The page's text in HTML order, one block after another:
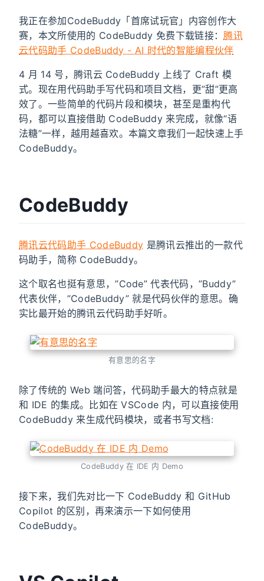
我正在参加CodeBuddy「首席试玩官」内容创作大
赛，本文所使用的 CodeBuddy 免费下载链接：腾讯
云代码助手 CodeBuddy - AI 时代的智能编程伙伴
4 月 14 号，腾讯云 CodeBuddy 上线了 Craft 模
式。现在用代码助手写代码和项目文档，更”甜”更高
效了。一些简单的代码片段和模块，甚至是重构代
码，都可以直接借助 CodeBuddy 来完成，就像“语
法糖”一样，越用越喜欢。本篇文章我们一起快速上手
CodeBuddy。
CodeBuddy
腾讯云代码助手 CodeBuddy 是腾讯云推出的一款代
码助手，简称 CodeBuddy。
这个取名也挺有意思，”Code” 代表代码，”Buddy”
代表伙伴，”CodeBuddy” 就是代码伙伴的意思。确
实比最开始的腾讯云代码助手好听。
有意思的名字
除了传统的 Web 端问答，代码助手最大的特点就是
和 IDE 的集成。比如在 VSCode 内，可以直接使用
CodeBuddy 来生成代码模块，或者书写文档:
CodeBuddy 在 IDE 内 Demo
接下来，我们先对比一下 CodeBuddy 和 GitHub
Copilot 的区别，再来演示一下如何使用
CodeBuddy。